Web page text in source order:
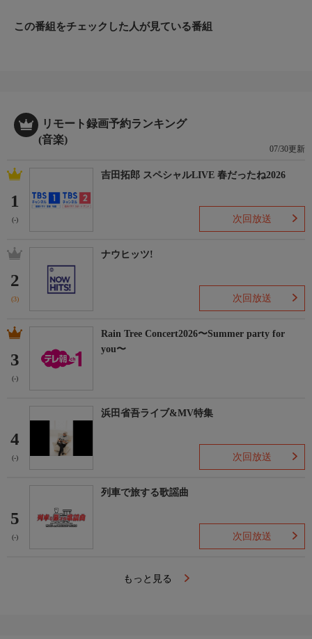
この番組をチェックした人が見ている番組
リモート録画予約ランキング
(音楽)
07/30更新
1
(-)
吉田拓郎 スペシャルLIVE 春だったね2026
次回放送
2
(3)
ナウヒッツ!
次回放送
3
(-)
Rain Tree Concert2026〜Summer party for
you〜
4
(-)
浜田省吾ライブ&MV特集
次回放送
5
(-)
列車で旅する歌謡曲
次回放送
もっと見る